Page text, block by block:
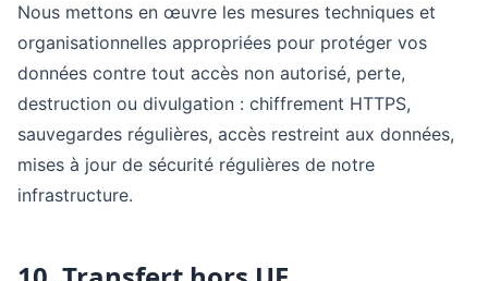
Nous mettons en œuvre les mesures techniques et
organisationnelles appropriées pour protéger vos
données contre tout accès non autorisé, perte,
destruction ou divulgation : chiffrement HTTPS,
sauvegardes régulières, accès restreint aux données,
mises à jour de sécurité régulières de notre
infrastructure.